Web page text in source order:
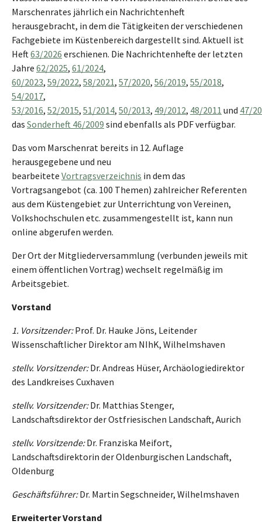
Marschenrates jährlich ein Nachrichtenheft
herausgebracht, in dem die Tätigkeiten der verschiedenen
Fachgebiete im Küstenbereich dargestellt sind. Aktuell ist
Heft 63/2026 erschienen. Die Nachrichtenhefte der letzten
Jahre 62/2025, 61/2024,
60/2023, 59/2022, 58/2021, 57/2020, 56/2019, 55/2018,
54/2017,
53/2016, 52/2015, 51/2014, 50/2013, 49/2012, 48/2011 und 47/
das Sonderheft 46/2009 sind ebenfalls als PDF verfügbar.
Das vom Marschenrat bereits in 12. Auflage
herausgegebene und neu
bearbeitete Vortragsverzeichnis in dem das
Vortragsangebot (ca. 100 Themen) zahlreicher Referenten
aus dem Küstengebiet zur Unterrichtung von Vereinen,
Volkshochschulen etc. zusammengestellt ist, kann nun
online abgerufen werden.
Der Ort der Mitgliederversammlung (verbunden jeweils mit
einem öffentlichen Vortrag) wechselt regelmäßig im
Arbeitsgebiet.
Vorstand
1. Vorsitzender:Prof. Dr. Hauke Jöns, Leitender
Wissenschaftlicher Direktor am NIhK, Wilhelmshaven
stellv. Vorsitzender:Dr. Andreas Hüser, Archäologiedirektor
des Landkreises Cuxhaven
stellv. Vorsitzender:Dr. Matthias Stenger,
Landschaftsdirektor der Ostfriesischen Landschaft, Aurich
stellv. Vorsitzende:Dr. Franziska Meifort,
Landschaftsdirektorin der Oldenburgischen Landschaft,
Oldenburg
Geschäftsführer:Dr. Martin Segschneider, Wilhelmshaven
Erweiterter Vorstand